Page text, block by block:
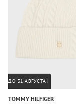
ДО 31 АВГУСТА!
TOMMY HILFIGER